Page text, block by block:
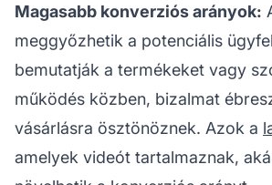
Magasabb konverziós arányok:
meggyőzhetik a potenciális
bemutatják a termékeket vagy
működés közben, bizalmat
vásárlásra ösztönöznek. Azok a
amelyek videót tartalmaznak,